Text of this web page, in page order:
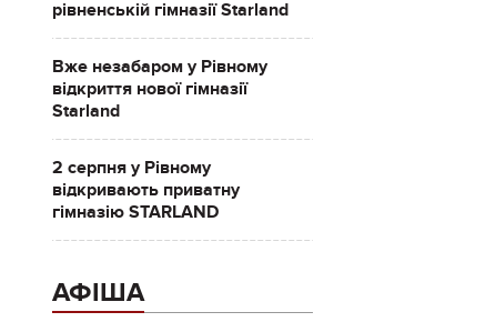
рівненській гімназії Starland
Вже незабаром у Рівному
відкриття нової гімназії
Starland
2 серпня у Рівному
відкривають приватну
гімназію STARLAND
АФІША